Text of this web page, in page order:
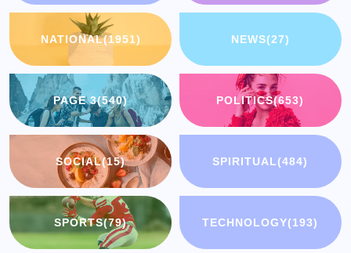
NATIONAL(1951) NEWS(27)
PAGE 3(540) POLITICS(653)
SOCIAL(15) SPIRITUAL(484)
SPORTS(79) TECHNOLOGY(193)